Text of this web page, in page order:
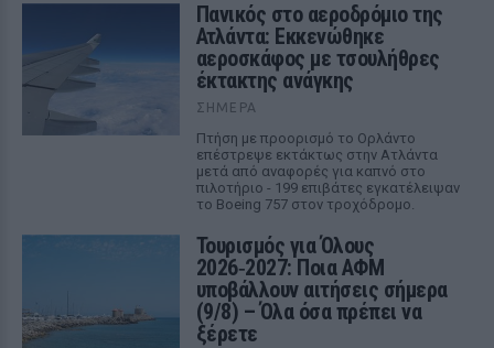
Πανικός στο αεροδρόμιο της
Ατλάντα: Εκκενώθηκε
αεροσκάφος με τσουλήθρες
έκτακτης ανάγκης
ΣΉΜΕΡΑ
Πτήση με προορισμό το Ορλάντο
επέστρεψε εκτάκτως στην Ατλάντα
μετά από αναφορές για καπνό στο
πιλοτήριο - 199 επιβάτες εγκατέλειψαν
το Boeing 757 στον τροχόδρομο.
Τουρισμός για Όλους
2026‑2027: Ποια ΑΦΜ
υποβάλλουν αιτήσεις σήμερα
(9/8) – Όλα όσα πρέπει να
ξέρετε